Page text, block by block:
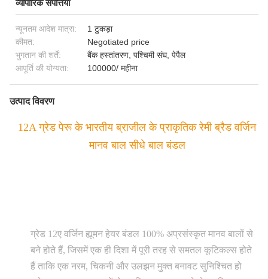
व्यापारिक संपत्तियाँ
न्यूनतम आदेश मात्रा:
1 टुकड़ा
कीमत:
Negotiated price
भुगतान की शर्तें:
बैंक हस्तांतरण, पश्चिमी संघ, पेपैल
आपूर्ति की योग्यता:
100000/ महीना
उत्पाद विवरण
12A ग्रेड पेरू के भारतीय ब्राजील के प्राकृतिक रेमी ब्रैड वर्जिन
मानव बाल सीधे बाल बंडल
ग्रेड 12ए वर्जिन ह्यूमन हेयर बंडल 100% अप्रसंस्कृत मानव बालों से
बने होते हैं, जिसमें एक ही दिशा में पूरी तरह से समतल कूटिकल्स होते
हैं ताकि एक नरम, चिकनी और उलझन मुक्त बनावट सुनिश्चित हो